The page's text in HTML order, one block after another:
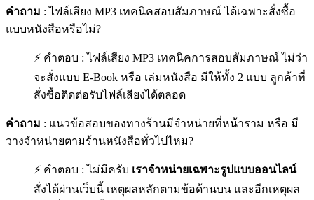
คำถาม : ไฟล์เสียง MP3 เทคนิคสอบสัมภาษณ์ ได้เฉพาะสั่งซื้อ
แบบหนังสือหรือไม่?
⚡ คำตอบ : ไฟล์เสียง MP3 เทคนิคการสอบสัมภาษณ์ ไม่ว่า
จะสั่งแบบ E-Book หรือ เล่มหนังสือ มีให้ทั้ง 2 แบบ ลูกค้าที่
สั่งซื้อติดต่อรับไฟล์เสียงได้ตลอด
คำถาม : แนวข้อสอบของทางร้านมีจำหน่ายที่หน้าราม หรือ มี
วางจำหน่ายตามร้านหนังสือทั่วไปไหม?
⚡ คำตอบ : ไม่มีครับ เราจำหน่ายเฉพาะรูปแบบออนไลน์
สั่งได้ผ่านเว็บนี้ เหตุผลหลักตามข้อด้านบน และอีกเหตุผล